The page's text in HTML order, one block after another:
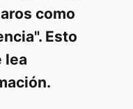
como
Esto
lea